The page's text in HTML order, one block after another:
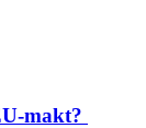
makt?